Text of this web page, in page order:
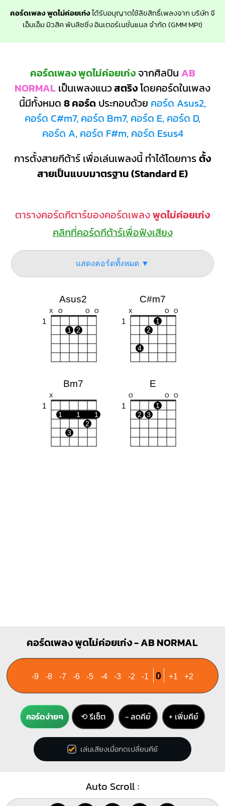
คอร์ดเพลง พูดไม่ค่อยเก่งได้รับอนุญาตใช้ลิขสิทธิ์เพลงจาก บริษัท จี
เอ็มเอ็ม มิวสิค พับลิชชิ่ง อินเตอร์เนชั่นแนล จำกัด (GMM MPI)
คอร์ดเพลง พูดไม่ค่อยเก่งจากศิลปิน AB
NORMAL เป็นเพลงแนวสตริงโดยคอร์ดในเพลง
นี้มีทั้งหมด 8 คอร์ด ประกอบด้วย คอร์ด Asus2,
คอร์ด C#m7, คอร์ด Bm7, คอร์ด E, คอร์ด D,
คอร์ด A, คอร์ด F#m, คอร์ด Esus4
การตั้งสายกีต้าร์ เพื่อเล่นเพลงนี้ ทำได้โดยการตั้ง
สายเป็นแบบมาตรฐาน (Standard E)
ตารางคอร์ดกีตาร์ของคอร์ดเพลงพูดไม่ค่อยเก่ง
คลิกที่คอร์ดกีต้าร์เพื่อฟังเสียง
แสดงคอร์ดทั้งหมด ▼
Asus2
X O O O
1
1 2
C#m7
X O O
1
1
2
4
Bm7
X
1
1 1
1
2
3
E
O O O
1
1
2
3
คอร์ดเพลง พูดไม่ค่อยเก่ง - AB NORMAL
-9 -8 -7 -6 -5 -4 -3 -2 -1 0 +1 +2
คอร์ดง่ายๆ ⟲ รีเซ็ต − ลดคีย์ + เพิ่มคีย์
เล่นเสียงเมื่อกดเปลี่ยนคีย์
Auto Scroll :